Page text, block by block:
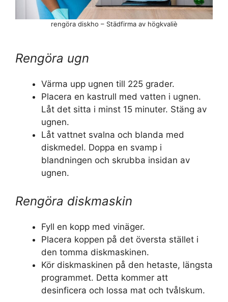
Rengöra ugn
Värma upp ugnen till 225 grader.
Placera en kastrull med vatten i ugnen.
Låt det sitta i minst 15 minuter. Stäng av
ugnen.
Låt vattnet svalna och blanda med
diskmedel. Doppa en svamp i
blandningen och skrubba insidan av
ugnen.
Rengöra diskmaskin
Fyll en kopp med vinäger.
Placera koppen på det översta stället i
den tomma diskmaskinen.
Kör diskmaskinen på den hetaste, längsta
programmet. Detta kommer att
desinficera och lossa mat och tvålskum.
rengöra diskho – Städfirma av högkvaliè